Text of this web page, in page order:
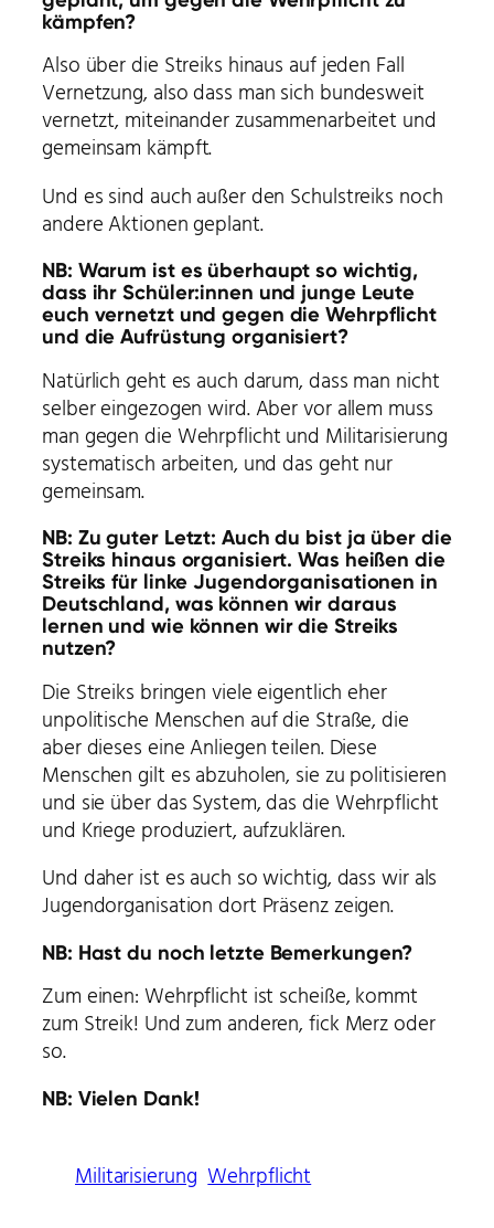
kämpfen?
Also über die Streiks hinaus auf jeden Fall
Vernetzung, also dass man sich bundesweit
vernetzt, miteinander zusammenarbeitet und
gemeinsam kämpft.
Und es sind auch außer den Schulstreiks noch
andere Aktionen geplant.
NB: Warum ist es überhaupt so wichtig,
dass ihr Schüler:innen und junge Leute
euch vernetzt und gegen die Wehrpflicht
und die Aufrüstung organisiert?
Natürlich geht es auch darum, dass man nicht
selber eingezogen wird. Aber vor allem muss
man gegen die Wehrpflicht und Militarisierung
systematisch arbeiten, und das geht nur
gemeinsam.
NB: Zu guter Letzt: Auch du bist ja über die
Streiks hinaus organisiert. Was heißen die
Streiks für linke Jugendorganisationen in
Deutschland, was können wir daraus
lernen und wie können wir die Streiks
nutzen?
Die Streiks bringen viele eigentlich eher
unpolitische Menschen auf die Straße, die
aber dieses eine Anliegen teilen. Diese
Menschen gilt es abzuholen, sie zu politisieren
und sie über das System, das die Wehrpflicht
und Kriege produziert, aufzuklären.
Und daher ist es auch so wichtig, dass wir als
Jugendorganisation dort Präsenz zeigen.
NB: Hast du noch letzte Bemerkungen?
Zum einen: Wehrpflicht ist scheiße, kommt
zum Streik! Und zum anderen, fick Merz oder
so.
NB: Vielen Dank!
Militarisierung Wehrpflicht